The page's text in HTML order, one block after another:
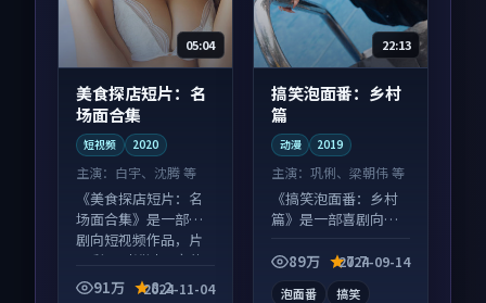
05:04
美食探店短片：名
场面合集
短视频 2020
主演： 白宇、沈腾 等
《美食探店短片：名
场面合集》是一部喜
剧向短视频作品，片
尾彩蛋别错过，字幕
区常有惊喜。
91万 8.2
2024-11-04
22:13
搞笑泡面番：乡村
篇
动漫 2019
主演：巩俐、梁朝伟 等
《搞笑泡面番：乡村
篇》是一部喜剧向动
错过，字幕区常有惊
89万 7.7
2024-09-14
泡面番
搞笑